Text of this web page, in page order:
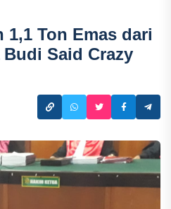
1,1 Ton Emas dari
Said Crazy